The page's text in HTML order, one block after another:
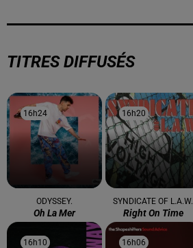
TITRES DIFFUSÉS
16h24
16h24
ODYSSEY.
Oh La Mer
16h20
16h20
SYNDICATE OF L.A.W.
Right On Time
16h10
16h10 16h06
16h06